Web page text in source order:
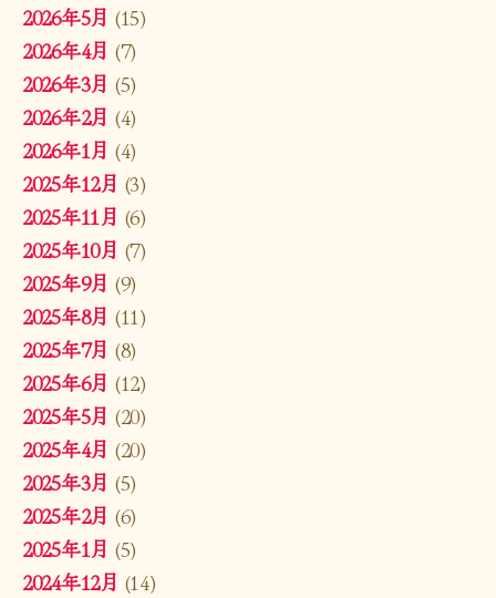
2026年5月 (15)
2026年4月 (7)
2026年3月 (5)
2026年2月 (4)
2026年1月 (4)
2025年12月 (3)
2025年11月 (6)
2025年10月 (7)
2025年9月 (9)
2025年8月 (11)
2025年7月 (8)
2025年6月 (12)
2025年5月 (20)
2025年4月 (20)
2025年3月 (5)
2025年2月 (6)
2025年1月 (5)
2024年12月 (14)